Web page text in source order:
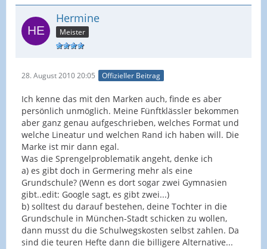
Hermine
Meister
28. August 2010 20:05 Offizieller Beitrag
Ich kenne das mit den Marken auch, finde es aber
persönlich unmöglich. Meine Fünftklässler bekommen
aber ganz genau aufgeschrieben, welches Format und
welche Lineatur und welchen Rand ich haben will. Die
Marke ist mir dann egal.
Was die Sprengelproblematik angeht, denke ich
a) es gibt doch in Germering mehr als eine
Grundschule? (Wenn es dort sogar zwei Gymnasien
gibt..edit: Google sagt, es gibt zwei...)
b) solltest du darauf bestehen, deine Tochter in die
Grundschule in München-Stadt schicken zu wollen,
dann musst du die Schulwegskosten selbst zahlen. Da
sind die teuren Hefte dann die billigere Alternative...